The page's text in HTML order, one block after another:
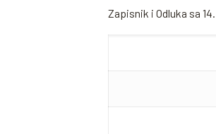
Zapisnik i Odluka sa